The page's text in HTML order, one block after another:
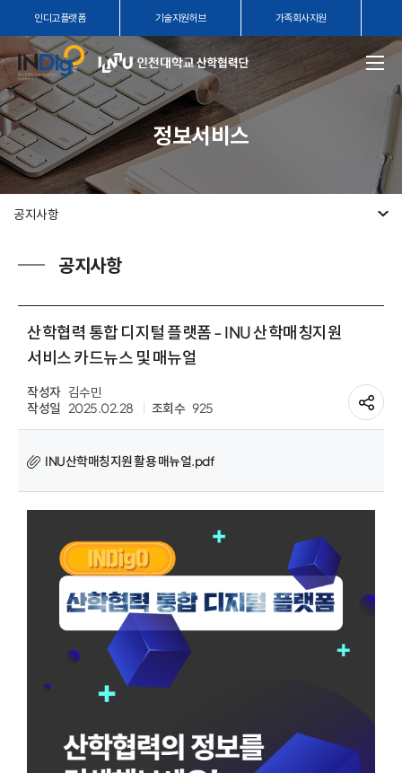
인디고플랫폼 기술지원허브 가족회사지원
정보서비스
공지사항
공지사항
산학협력 통합 디지털 플랫폼 - INU 산학매칭지원
서비스 카드뉴스 및 매뉴얼
작성자 김수민
작성일 2025.02.28 조회수 925
INU산학매칭지원 활용 매뉴얼.pdf